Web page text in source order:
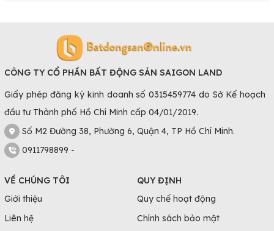
CÔNG TY CỔ PHẦN BẤT ĐỘNG SẢN SAIGON LAND
Giấy phép đăng ký kinh doanh số 0315459774 do Sở Kế hoạch
đầu tư Thành phố Hồ Chí Minh cấp 04/01/2019.
Số M2 Đường 38, Phường 6, Quận 4, TP Hồ Chí Minh.
0911798899 -
VỀ CHÚNG TÔI
Giới thiệu
Liên hệ
QUY ĐỊNH
Quy chế hoạt động
Chính sách bảo mật